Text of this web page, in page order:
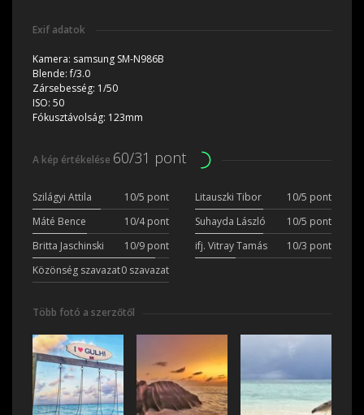
Exif adatok
Kamera: samsung SM-N986B
Blende:f/3.0
Zársebesség: 1/50
ISO: 50
Fókusztávolság: 123mm
A kép értékelése 60/31 pont
Szilágyi Attila 10/5 pont Litauszki Tibor
10/5 pont
Máté Bence
10/4 pont Suhayda László
10/5 pont
Britta Jaschinski
10/9 pont ifj. Vitray Tamás
10/3 pont
Közönség szavazat0 szavazat
Több fotó a szerzőtől